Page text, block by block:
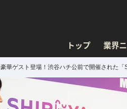
トップ 業界
豪華ゲスト登場！渋谷ハチ公前で開催された